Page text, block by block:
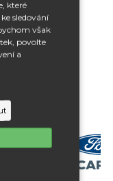
které
sledování
však
povolte
a